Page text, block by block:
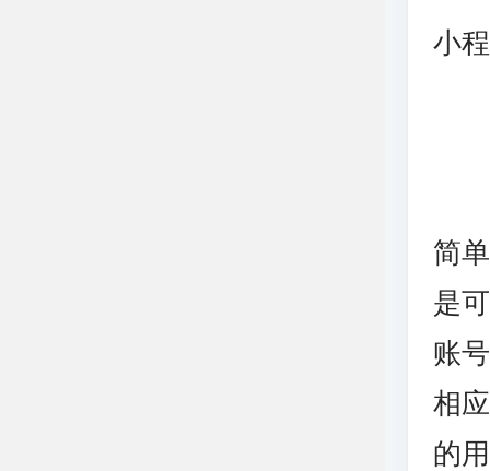
小
简
是
账
相
的